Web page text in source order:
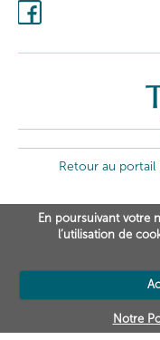
Retour au portail
En poursuivant votre
l’utilisation de
Notre